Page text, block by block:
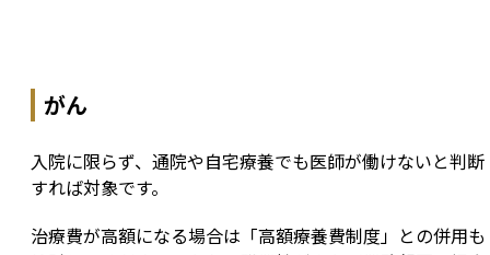
がん
入院に限らず、通院や自宅療養でも医師が働けないと判断
すれば対象です。
治療費が高額になる場合は「高額療養費制度」との併用も